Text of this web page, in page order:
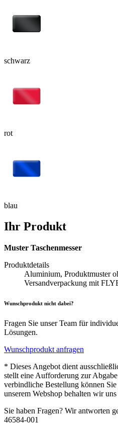
schwarz
rot
blau
Ihr Produkt
Muster Taschenmesser
Produktdetails
Aluminium, Produktmuster
Versandverpackung mit
Wunschprodukt nicht dabei?
Fragen Sie unser Team für
Lösungen.
Wunschprodukt anfragen
* Dieses Angebot dient
stellt eine Aufforderung zur
verbindliche Bestellung können
unserem Webshop behalten wir uns
Sie haben Fragen? Wir antworten
46584-001